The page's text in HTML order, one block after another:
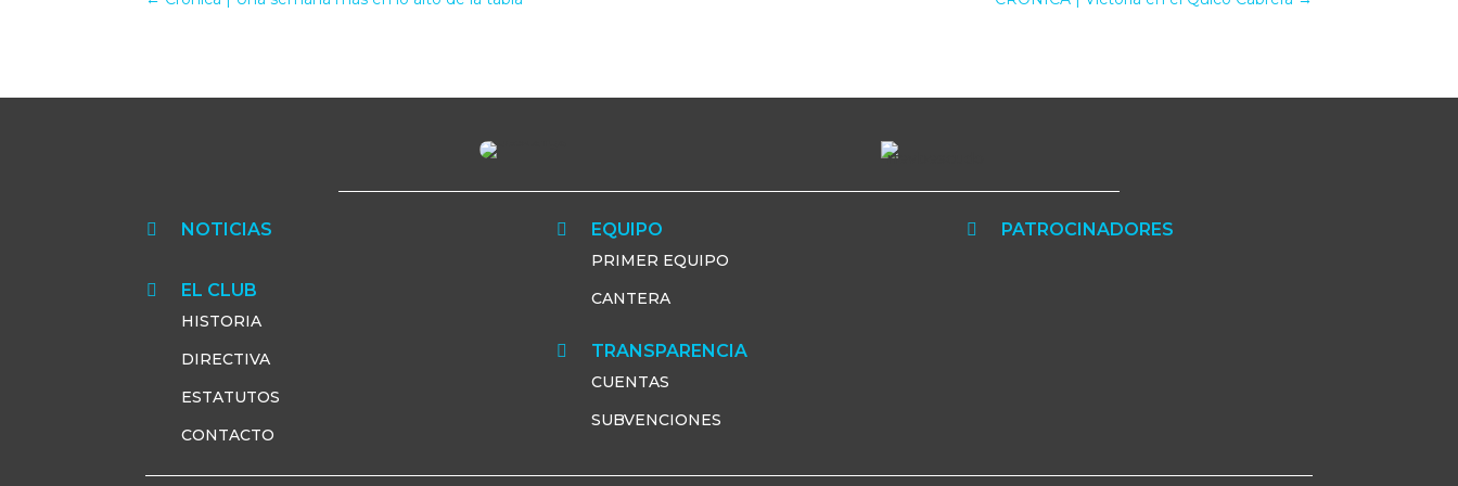
 NOTICIAS
 EL CLUB
HISTORIA
DIRECTIVA
ESTATUTOS
CONTACTO
 EQUIPO
PRIMER EQUIPO
CANTERA
 TRANSPARENCIA
CUENTAS
SUBVENCIONES
 PATROCINADORES